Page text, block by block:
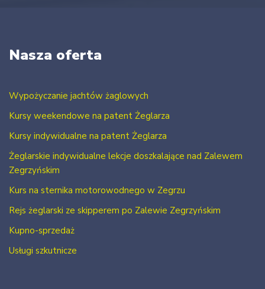
Nasza oferta
Wypożyczanie jachtów żaglowych
Kursy weekendowe na patent Żeglarza
Kursy indywidualne na patent Żeglarza
Żeglarskie indywidualne lekcje doszkalające nad Zalewem
Zegrzyńskim
Kurs na sternika motorowodnego w Zegrzu
Rejs żeglarski ze skipperem po Zalewie Zegrzyńskim
Kupno-sprzedaż
Usługi szkutnicze